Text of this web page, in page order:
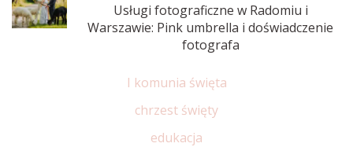
Usługi fotograficzne w Radomiu i
Warszawie: Pink umbrella i doświadczenie
fotografa
I komunia święta
chrzest święty
edukacja